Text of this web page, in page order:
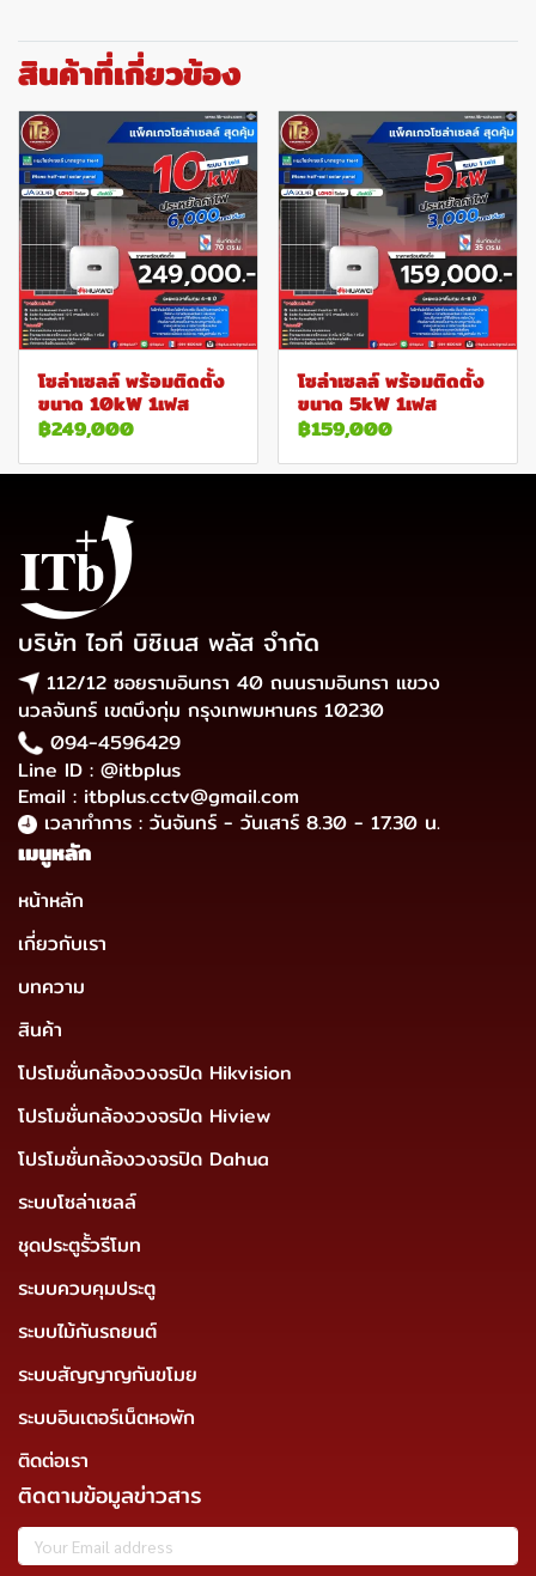
สินค้าที่เกี่ยวข้อง
โซล่าเซลล์ พร้อมติดตั้ง
ขนาด 10kW 1เฟส
฿249,000
โซล่าเซลล์ พร้อมติดตั้ง
ขนาด 5kW 1เฟส
฿159,000
บริษัท ไอที บิซิเนส พลัส จำกัด
112/12 ซอยรามอินทรา 40 ถนนรามอินทรา แขวง
นวลจันทร์ เขตบึงกุ่ม กรุงเทพมหานคร 10230
094-4596429
Line ID : @itbplus
Email : itbplus.cctv@gmail.com
เวลาทำการ : วันจันทร์ - วันเสาร์ 8.30 - 17.30 น.
เมนูหลัก
หน้าหลัก
เกี่ยวกับเรา
บทความ
สินค้า
โปรโมชั่นกล้องวงจรปิด Hikvision
โปรโมชั่นกล้องวงจรปิด Hiview
โปรโมชั่นกล้องวงจรปิด Dahua
ระบบโซล่าเซลล์
ชุดประตูรั้วรีโมท
ระบบควบคุมประตู
ระบบไม้กันรถยนต์
ระบบสัญญาญกันขโมย
ระบบอินเตอร์เน็ตหอพัก
ติดต่อเรา
ติดตามข้อมูลข่าวสาร